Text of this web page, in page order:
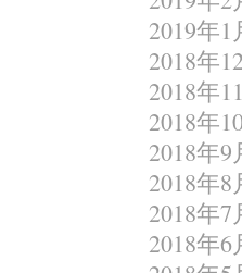
2019年1
2018年
2018年
2018年
2018年9
2018年8
2018年7
2018年6